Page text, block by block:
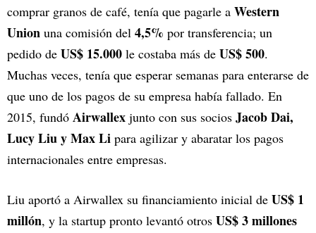
comprar granos de café, tenía que pagarle a Western
Union una comisión del 4,5% por transferencia; un
pedido de US$ 15.000 le costaba más de US$ 500.
Muchas veces, tenía que esperar semanas para enterarse de
que uno de los pagos de su empresa había fallado. En
2015, fundó Airwallex junto con sus socios Jacob Dai,
Lucy Liu y Max Li para agilizar y abaratar los pagos
internacionales entre empresas.
Liu aportó a Airwallex su financiamiento inicial de US$ 1
millón, y la startup pronto levantó otros US$ 3 millones